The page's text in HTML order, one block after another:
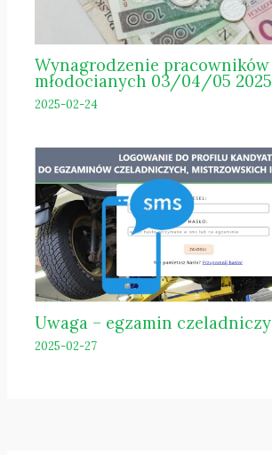
Wynagrodzenie pracowników
młodocianych 03/04/05 2025
2025-02-24
Uwaga – egzamin czeladniczy
2025-02-27